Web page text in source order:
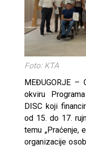
Foto: KTA
MEĐUGORJE –
okviru
DISC koji
od 15. do 17.
temu „Praćenje,
organizacije